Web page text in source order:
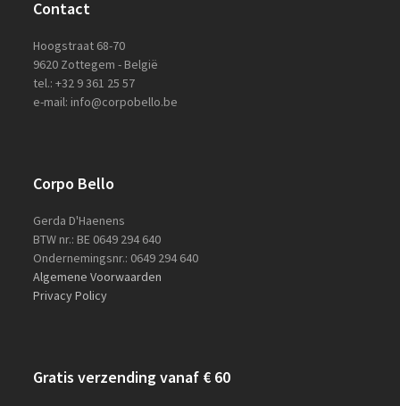
Contact
Hoogstraat 68-70
9620 Zottegem - België
tel.: +32 9 361 25 57
e-mail: info@corpobello.be
Corpo Bello
Gerda D'Haenens
BTW nr.: BE 0649 294 640
Ondernemingsnr.: 0649 294 640
Algemene Voorwaarden
Privacy Policy
Gratis verzending vanaf € 60